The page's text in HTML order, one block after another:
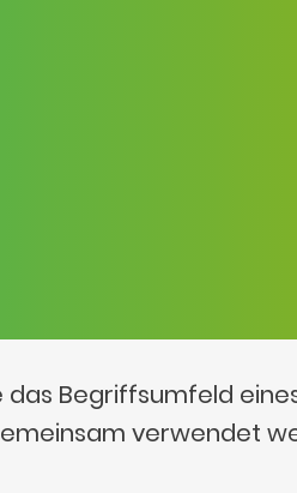
Begriffsumfeld
verwendet